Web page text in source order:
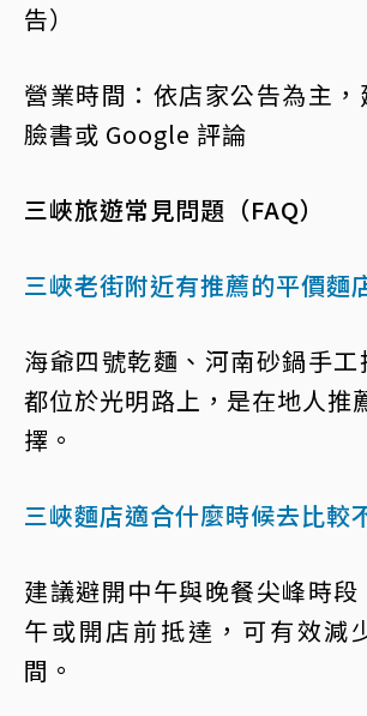
告）
營業時間：依店家公告為主
臉書或 Google 評論
三峽旅遊常見問題（FAQ）
三峽老街附近有推薦的平價麵
海爺四號乾麵、河南砂鍋手
都位於光明路上，是在地人推
擇。
三峽麵店適合什麼時候去比較
建議避開中午與晚餐尖峰時
午或開店前抵達，可有效減
間。